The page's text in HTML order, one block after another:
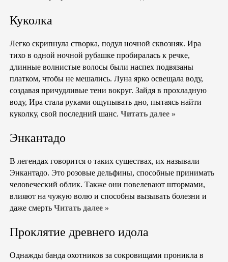
Куколка
Легко скрипнула створка, подул ночной сквозняк. Ира
тихо в одной ночной рубашке пробиралась к речке,
длинные волнистые волосы были наспех подвязаны
платком, чтобы не мешались. Луна ярко освещала воду,
создавая причудливые тени вокруг. Зайдя в прохладную
воду, Ира стала руками ощупывать дно, пытаясь найти
куколку, свой последний шанс. Читать далее »
Энкантадо
В легендах говорится о таких существах, их называли
Энкантадо. Это розовые дельфины, способные принимать
человеческий облик. Также они повелевают штормами,
влияют на чужую волю и способны вызывать болезни и
даже смерть Читать далее »
Проклятие древнего идола
Однажды банда охотников за сокровищами проникла в